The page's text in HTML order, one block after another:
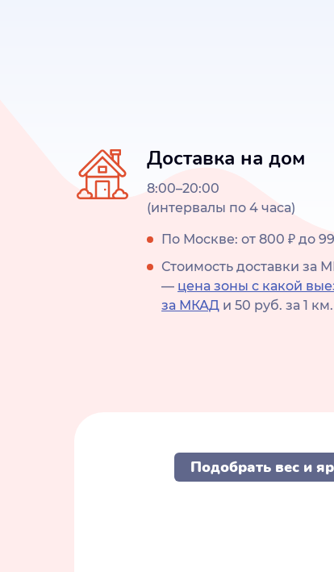
Доставка на дом
8:00–20:00
(интервалы по 4 часа)
По Москве: от 800 ₽ до
Стоимость доставки за
— цена зоны с какой
за МКАД и 50 руб. за 1 км.
Подобрать вес и